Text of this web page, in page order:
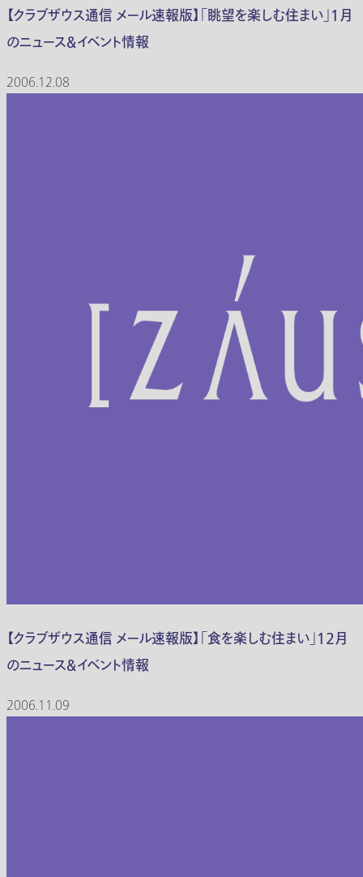
【クラブザウス通信 メール速報版】「眺望を楽しむ住まい」１月
のニュース＆イベント情報
2006.12.08
【クラブザウス通信 メール速報版】「食を楽しむ住まい」１２月
のニュース＆イベント情報
2006.11.09